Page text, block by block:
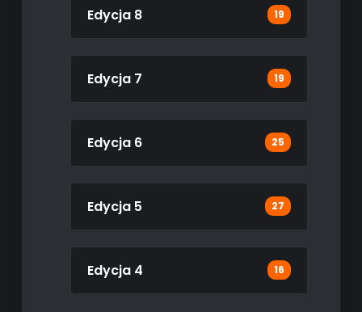
Edycja 8 19
Edycja 7 19
Edycja 6 25
Edycja 5 27
Edycja 4 16